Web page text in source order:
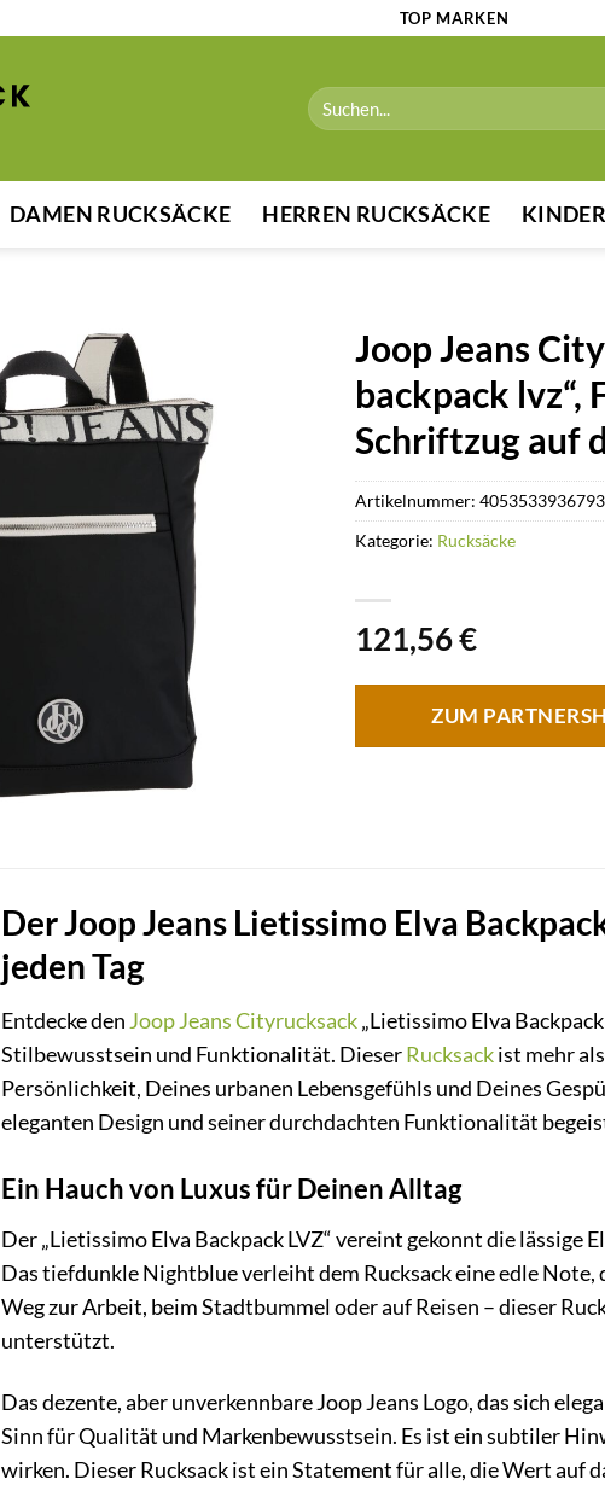
TOP MARKEN
Suchen
nach:
DAMEN RUCKSÄCKE HERREN RUCKSÄCKE
Joop Jeans
backpack lvz“,
Schriftzug auf
121,56€
ZUM
Artikelnummer: 4053533936793
Kategorie: Rucksäcke
Der Joop Jeans Lietissimo Elva
jeden Tag
Entdecke denJoop JeansCityrucksack„Lietissimo Elva
Stilbewusstsein und Funktionalität. DieserRucksackist mehr
Persönlichkeit, Deines urbanen Lebensgefühls und Deines
eleganten Design und seiner durchdachten Funktionalität
Ein Hauch von Luxus für Deinen Alltag
Der „Lietissimo Elva Backpack LVZ“ vereint gekonnt die
Das tiefdunkle Nightblue verleiht dem Rucksack eine edle
Weg zur Arbeit, beim Stadtbummel oder auf Reisen – dieser
unterstützt.
Das dezente, aber unverkennbare Joop Jeans Logo, das sich
Sinn für Qualität und Markenbewusstsein. Es ist ein subtiler
wirken. Dieser Rucksack ist ein Statement für alle, die Wert auf